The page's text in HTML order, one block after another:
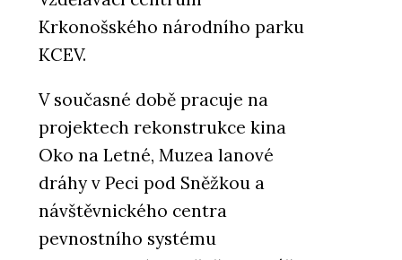
Krkonošského národního parku
KCEV.
V současné době pracuje na
projektech rekonstrukce kina
Oko na Letné, Muzea lanové
dráhy v Peci pod Sněžkou a
návštěvnického centra
pevnostního systému